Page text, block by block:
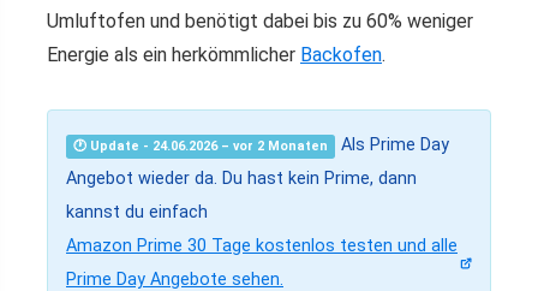
Umluftofen und benötigt dabei bis zu 60% weniger
Energie als ein herkömmlicher Backofen.
🕐 Update - 24.06.2026 – vor 2 Monaten
Als Prime Day
Angebot wieder da. Du hast kein Prime, dann
kannst du einfach
Amazon Prime 30 Tage kostenlos testen und alle
Prime Day Angebote sehen.